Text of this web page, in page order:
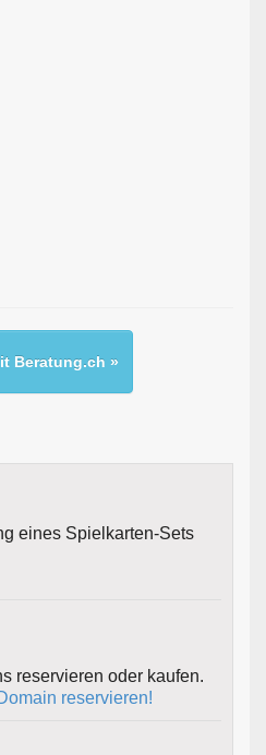
Beratung.ch »
eines Spielkarten-Sets
reservieren oder kaufen.
reservieren!